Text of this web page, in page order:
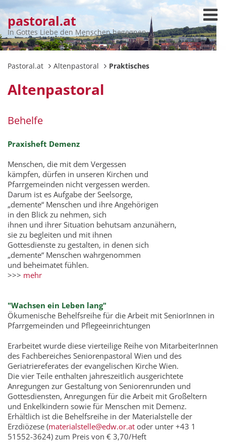
pastoral.at
In Gottes Liebe den Menschen begegnen
Pastoral.at Altenpastoral Praktisches
Altenpastoral
Behelfe
Praxisheft Demenz
Menschen, die mit dem Vergessen
kämpfen, dürfen in unseren Kirchen und
Pfarrgemeinden nicht vergessen werden.
Darum ist es Aufgabe der Seelsorge,
„demente“ Menschen und ihre Angehörigen
in den Blick zu nehmen, sich
ihnen und ihrer Situation behutsam anzunähern,
sie zu begleiten und mit ihnen
Gottesdienste zu gestalten, in denen sich
„demente“ Menschen wahrgenommen
und beheimatet fühlen.
>>> mehr
"Wachsen ein Leben lang"
Ökumenische Behelfsreihe für die Arbeit mit SeniorInnen in
Pfarrgemeinden und Pflegeeinrichtungen
Erarbeitet wurde diese vierteilige Reihe von MitarbeiterInnen
des Fachbereiches Seniorenpastoral Wien und des
Geriatriereferates der evangelischen Kirche Wien.
Die vier Teile enthalten jahreszeitlich ausgerichtete
Anregungen zur Gestaltung von Seniorenrunden und
Gottesdiensten, Anregungen für die Arbeit mit Großeltern
und Enkelkindern sowie für Menschen mit Demenz.
Erhältlich ist die Behelfsreihe in der Materialstelle der
Erzdiözese (materialstelle@edw.or.at oder unter +43 1
51552-3624) zum Preis von € 3,70/Heft